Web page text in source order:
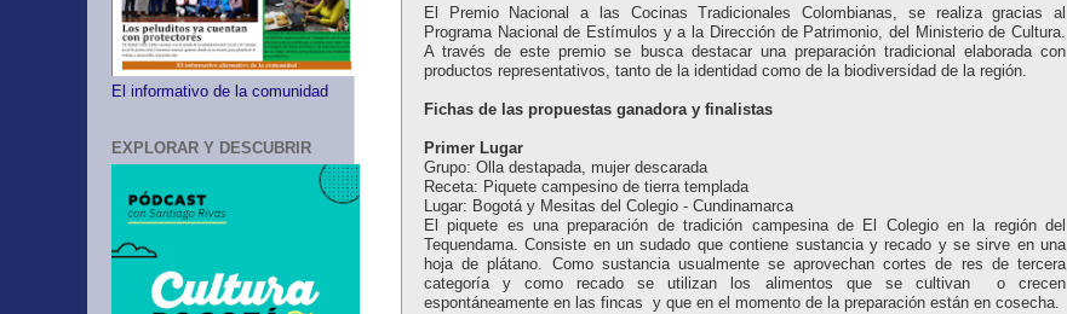
El Premio Nacional a las Cocinas Tradicionales Colombianas, se realiza gracias al
Programa Nacional de Estímulos y a la Dirección de Patrimonio, del Ministerio de Cultura.
A través de este premio se busca destacar una preparación tradicional elaborada con
productos representativos, tanto de la identidad como de la biodiversidad de la región.
Fichas de las propuestas ganadora y finalistas
Primer Lugar
Grupo: Olla destapada, mujer descarada
Receta: Piquete campesino de tierra templada
Lugar: Bogotá y Mesitas del Colegio - Cundinamarca
El piquete es una preparación de tradición campesina de El Colegio en la región del
Tequendama. Consiste en un sudado que contiene sustancia y recado y se sirve en una
hoja de plátano. Como sustancia usualmente se aprovechan cortes de res de tercera
categoría y como recado se utilizan los alimentos que se cultivan o crecen
espontáneamente en las fincas y que en el momento de la preparación están en cosecha.
El informativo de la comunidad
EXPLORAR Y DESCUBRIR